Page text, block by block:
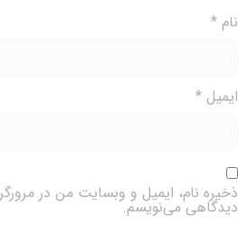
نام *
ایمیل *
ذخیره نام، ایمیل و وبسایت من در
دیدگاهی می‌نویسم.